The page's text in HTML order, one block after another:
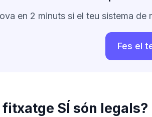
en 2 minuts si el teu sistema
Fes el
SÍ són legals?